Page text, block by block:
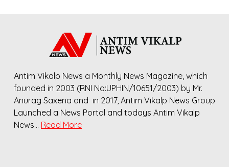
Antim Vikalp News a Monthly News Magazine, which
founded in 2003 (RNI No:UPHIN/10651/2003) by Mr.
Anurag Saxena and in 2017, Antim Vikalp News Group
Launched a News Portal and todays Antim Vikalp
News… Read More